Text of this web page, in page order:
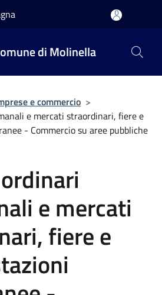
di Molinella
e commercio >
e mercati straordinari, fiere e
- Commercio su aree pubbliche
e mercati
fiere e